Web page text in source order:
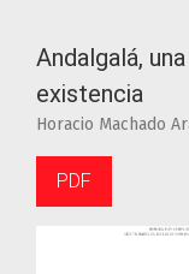
Andalgalá,
existencia
Horacio Machado
PDF